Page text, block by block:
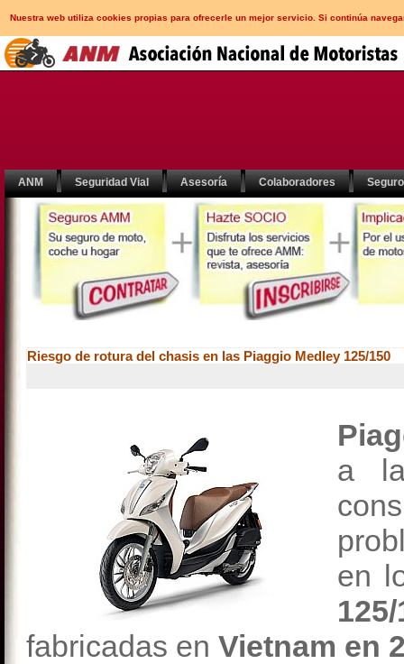
Nuestra web utiliza cookies propias para ofrecerle un mejor servicio. Si continúa
ANM Seguridad Vial Asesoría Colaboradores
Riesgo de rotura del chasis en las Piaggio Medley 125/150
a
en
fabricadas en Vietnam en